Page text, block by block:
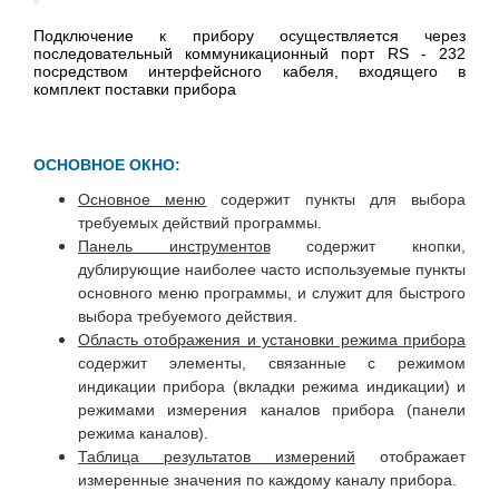
Подключение к прибору осуществляется через
последовательный коммуникационный порт RS - 232
посредством интерфейсного кабеля, входящего в
комплект поставки прибора
ОСНОВНОЕ ОКНО:
Основное меню содержит пункты для выбора
требуемых действий программы.
Панель инструментовсодержит кнопки,
дублирующие наиболее часто используемые пункты
основного меню программы, и служит для быстрого
выбора требуемого действия.
Область отображения и установки режима прибора
содержит элементы, связанные с режимом
индикации прибора (вкладки режима индикации) и
режимами измерения каналов прибора (панели
режима каналов).
Таблица результатов измерений отображает
измеренные значения по каждому каналу прибора.